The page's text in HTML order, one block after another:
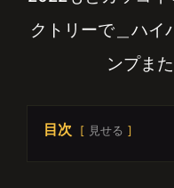
クトリーで＿ハイ
ンプま
目次 見せる